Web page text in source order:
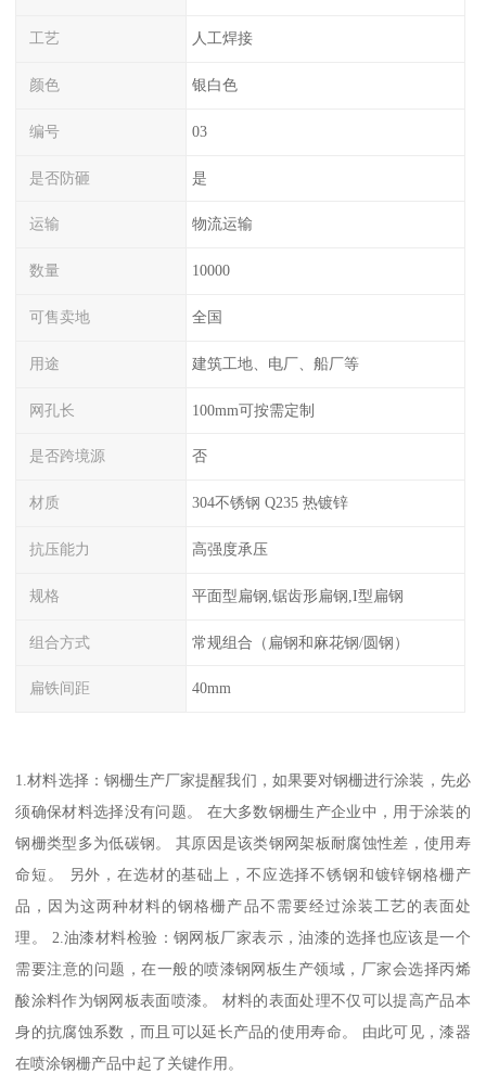
工艺 人工焊接
颜色 银白色
编号 03
是否防砸 是
运输 物流运输
数量 10000
可售卖地 全国
用途 建筑工地、电厂、船厂等
网孔长 100mm可按需定制
是否跨境源 否
材质 304不锈钢 Q235 热镀锌
抗压能力 高强度承压
规格 平面型扁钢,锯齿形扁钢,I型扁钢
组合方式 常规组合（扁钢和麻花钢/圆钢）
扁铁间距 40mm
1.材料选择：钢栅生产厂家提醒我们，如果要对钢栅进行涂装，先必
须确保材料选择没有问题。 在大多数钢栅生产企业中，用于涂装的
钢栅类型多为低碳钢。 其原因是该类钢网架板耐腐蚀性差，使用寿
命短。 另外，在选材的基础上，不应选择不锈钢和镀锌钢格栅产
品，因为这两种材料的钢格栅产品不需要经过涂装工艺的表面处
理。 2.油漆材料检验：钢网板厂家表示，油漆的选择也应该是一个
需要注意的问题，在一般的喷漆钢网板生产领域，厂家会选择丙烯
酸涂料作为钢网板表面喷漆。 材料的表面处理不仅可以提高产品本
身的抗腐蚀系数，而且可以延长产品的使用寿命。 由此可见，漆器
在喷涂钢栅产品中起了关键作用。